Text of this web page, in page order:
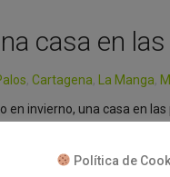
casa en
,Cartagena, La Manga,
en invierno, una casa en
del mar. En AquíCasas
en cualquiera de las
Comprar una casa en
Política de